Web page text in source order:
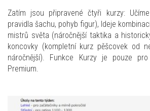
Zatím jsou připravené čtyři kurzy:
pravidla šachu, pohyb figur), Ideje
mistrů světa (náročnější taktika a
koncovky (kompletní kurz pěšcovek od
náročnější). Funkce Kurzy je pouze
Premium.